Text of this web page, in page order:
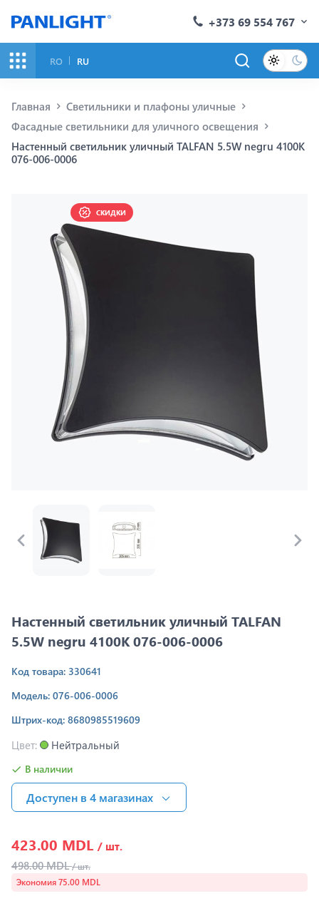
+373 69 554 767
RO RU
Главная
Светильники и плафоны уличные
Фасадные светильники для уличного освещения
Настенный светильник уличный TALFAN 5.5W negru 4100K
076-006-0006
СКИДКИ
Настенный светильник уличный TALFAN
5.5W negru 4100K 076-006-0006
Код товара: 330641
Модель: 076-006-0006
Штрих-код: 8680985519609
Цвет: Нейтральный
В наличии
Доступен в 4 магазинах
423.00 MDL / шт.
498.00 MDL/ шт.
Экономия 75.00 MDL